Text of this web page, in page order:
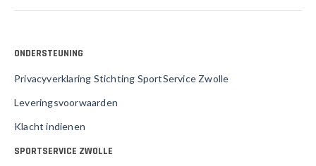
ONDERSTEUNING
Privacyverklaring Stichting SportService Zwolle
Leveringsvoorwaarden
Klacht indienen
SPORTSERVICE ZWOLLE